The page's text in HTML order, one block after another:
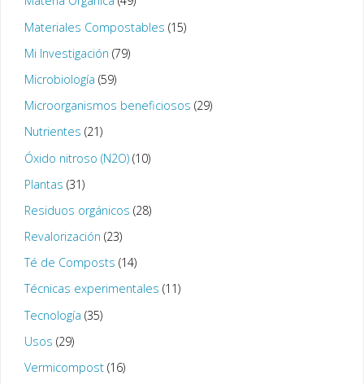
Materiales Compostables (15)
Mi Investigación (79)
Microbiología (59)
Microorganismos beneficiosos (29)
Nutrientes (21)
Óxido nitroso (N2O)(10)
Plantas (31)
Residuos orgánicos (28)
Revalorización (23)
Té de Composts (14)
Técnicas experimentales (11)
Tecnología (35)
Usos (29)
Vermicompost(16)